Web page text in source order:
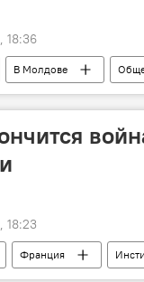
18:36
В Молдове
Михай Гимпу
18:23
Франция